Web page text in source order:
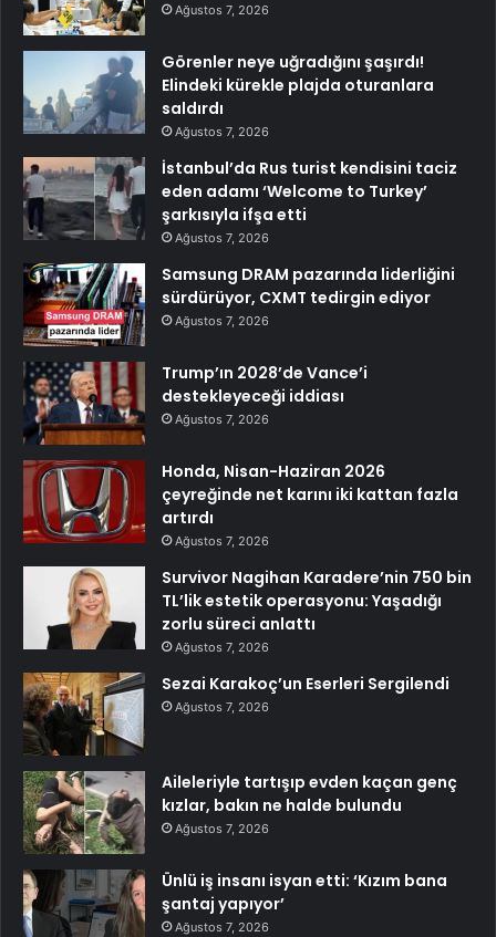
Ağustos 7, 2026
Görenler neye uğradığını şaşırdı!
Elindeki kürekle plajda oturanlara
saldırdı
Ağustos 7, 2026
İstanbul’da Rus turist kendisini taciz
eden adamı ‘Welcome to Turkey’
şarkısıyla ifşa etti
Ağustos 7, 2026
Samsung DRAM pazarında liderliğini
sürdürüyor, CXMT tedirgin ediyor
Ağustos 7, 2026
Trump’ın 2028’de Vance’i
destekleyeceği iddiası
Ağustos 7, 2026
Honda, Nisan-Haziran 2026
çeyreğinde net karını iki kattan fazla
artırdı
Ağustos 7, 2026
Survivor Nagihan Karadere’nin 750 bin
TL’lik estetik operasyonu: Yaşadığı
zorlu süreci anlattı
Ağustos 7, 2026
Sezai Karakoç’un Eserleri Sergilendi
Ağustos 7, 2026
Aileleriyle tartışıp evden kaçan genç
kızlar, bakın ne halde bulundu
Ağustos 7, 2026
Ünlü iş insanı isyan etti: ‘Kızım bana
şantaj yapıyor’
Ağustos 7, 2026